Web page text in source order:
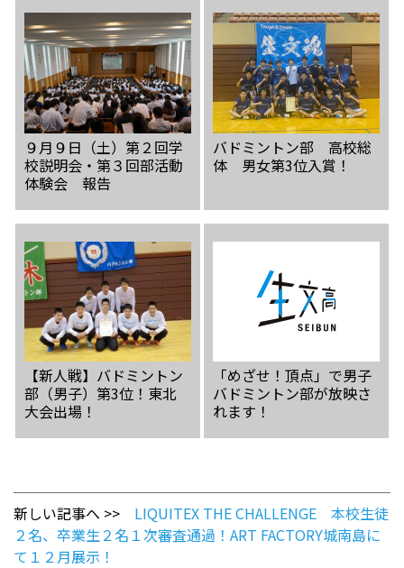
９月９日（土）第２回学
校説明会・第３回部活動
体験会 報告
バドミントン部 高校総
体 男女第3位入賞！
【新人戦】バドミントン
部（男子）第3位！東北
大会出場！
「めざせ！頂点」で男子
バドミントン部が放映さ
れます！
新しい記事へ >> LIQUITEX THE CHALLENGE 本校生徒
２名、卒業生２名１次審査通過！ART FACTORY城南島に
て１２月展示！